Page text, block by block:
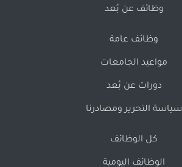
وظائف عن بُعد
وظائف عامة
مواعيد الجامعات
دورات عن بُعد
سياسة التحرير ومصادرنا
كل الوظائف
الوظائف اليومية